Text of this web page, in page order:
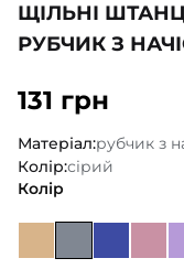
ЩІЛЬНІ
РУБЧИК З
131 грн
Матеріал:рубчик з
Колір:сірий
Колір
НОВИНКИ
РОЗПРОДАЖ
АКСЕСУАРИ
БІЛИЗНА ПІЖАМИ
БОДІ ПІСОЧНИКИ
ЖИЛЕТИ
НОВИНКИ
БІЛИЗНА
БОМБЕРИ КУРТКИ
ВЕЛОСИПЕДКИ
РОЗПРОДАЖ
БІЛИЗНА
ГОЛЬФИ
ЖІНКИ
БІЛИЗНА